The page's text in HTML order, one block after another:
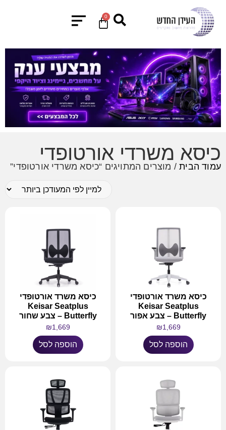
0
כיסא משרדי אורטופדי
עמוד הבית/ מוצרים המתויגים “כיסא משרדי אורטופדי”
כיסא משרד אורטופדי
Keisar Seatplus
Butterfly – צבע אפור
₪1,669
הוספה לסל
כיסא משרד אורטופדי
Keisar Seatplus
Butterfly – צבע שחור
₪1,669
הוספה לסל